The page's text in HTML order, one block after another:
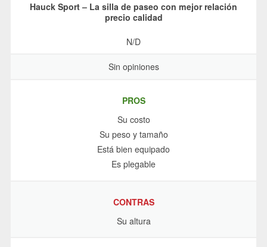
Hauck Sport – La silla de paseo con mejor relación
precio calidad
N/D
Sin opiniones
PROS
Su costo
Su peso y tamaño
Está bien equipado
Es plegable
CONTRAS
Su altura